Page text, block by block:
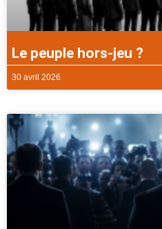
Le peuple hors-jeu ?
30 avril 2026